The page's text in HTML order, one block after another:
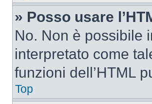
» Posso usare
No. Non è possibile
interpretato come
funzioni dell’HTML
Top